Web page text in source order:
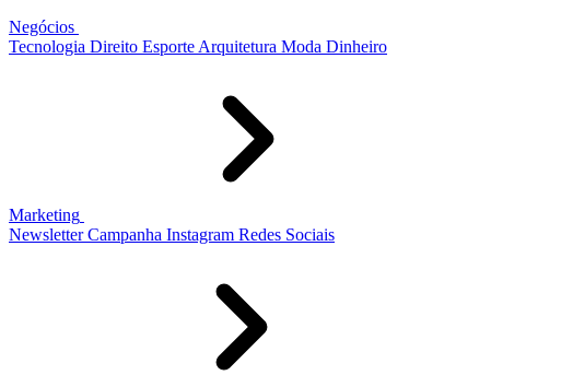
Negócios
Tecnologia Direito Esporte Arquitetura Moda Dinheiro
Marketing
Newsletter Campanha Instagram Redes Sociais